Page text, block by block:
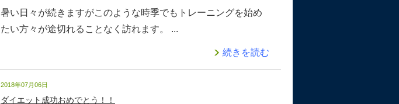
暑い日々が続きますがこのような時季でもトレーニングを始め
たい方々が途切れることなく訪れます。 ...
続きを読む
2018年07月06日
ダイエット成功おめでとう！！